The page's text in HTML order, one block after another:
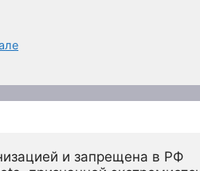
и запрещена в РФ